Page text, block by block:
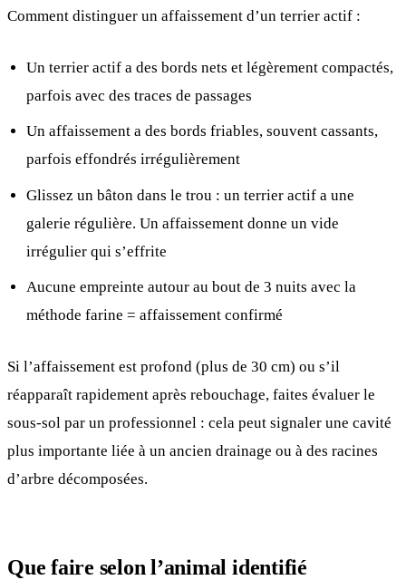
Comment distinguer un affaissement d’un terrier actif :
Un terrier actif a des bords nets et légèrement compactés,
parfois avec des traces de passages
Un affaissement a des bords friables, souvent cassants,
parfois effondrés irrégulièrement
Glissez un bâton dans le trou : un terrier actif a une
galerie régulière. Un affaissement donne un vide
irrégulier qui s’effrite
Aucune empreinte autour au bout de 3 nuits avec la
méthode farine = affaissement confirmé
Si l’affaissement est profond (plus de 30 cm) ou s’il
réapparaît rapidement après rebouchage, faites évaluer le
sous-sol par un professionnel : cela peut signaler une cavité
plus importante liée à un ancien drainage ou à des racines
d’arbre décomposées.
Que faire selon l’animal identifié